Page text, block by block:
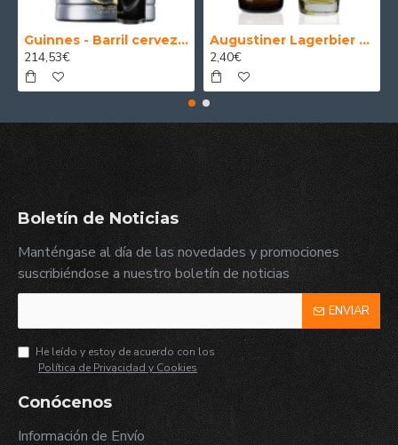
Guinnes - Barril cerveza 30 Litros
214,53€
Augustiner Lagerbier Hell - Cerveza Alemana Munich Helles Lager 50 cl.
2,40€
Boletín de Noticias
Manténgase al día de las novedades y promociones
suscribiéndose a nuestro boletín de noticias
ENVIAR
He leído y estoy de acuerdo con los
Política de Privacidad y Cookies
Conócenos
Información de Envío